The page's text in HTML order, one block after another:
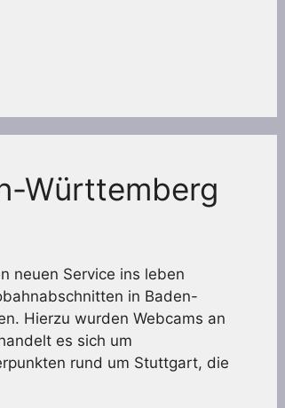
Württemberg
neuen Service ins leben
in Baden-
Hierzu wurden Webcams an
es sich um
rund um Stuttgart, die